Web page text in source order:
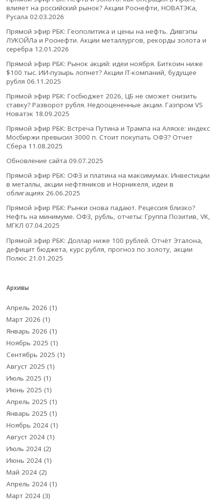
влияет на российский рынок? Акции Роснефти, НОВАТЭКа,
Русала 02.03.2026
Прямой эфир РБК: Геополитика и цены на нефть. Дивгэпы
ЛУКОЙЛа и Роснефти. Акции металлургов, рекорды золота и
серебра 12.01.2026
Прямой эфир РБК: Рынок акций: идеи ноября. Биткоин ниже
$100 тыс. ИИ-пузырь лопнет? Акции IT-компаний, будущее
рубля 06.11.2025
Прямой эфир РБК: Госбюджет 2026, ЦБ не сможет снизить
ставку? Разворот рубля. Недооцененные акции. Газпром VS
Новатэк 18.09.2025
Прямой эфир РБК: Встреча Путина и Трампа на Аляске: индекс
Мосбиржи превысил 3000 п. Стоит покупать ОФЗ? Отчет
Сбера 11.08.2025
Обновление сайта 09.07.2025
Прямой эфир РБК: ОФЗ и платина на максимумах. Инвестиции
в металлы, акции нефтяников и Норникеля, идеи в
облигациях 26.06.2025
Прямой эфир РБК: Рынки снова падают. Рецессия близко?
Нефть на минимуме. ОФЗ, рубль, отчеты: Группа Позитив, VK,
МГКЛ 07.04.2025
Прямой эфир РБК: Доллар ниже 100 рублей. Отчёт Эталона,
дефицит бюджета, курс рубля, прогноз по золоту, акции
Полюс 21.01.2025
Архивы
Апрель 2026 (1)
Март 2026 (1)
Январь 2026 (1)
Ноябрь 2025 (1)
Сентябрь 2025 (1)
Август 2025 (1)
Июль 2025 (1)
Июнь 2025 (1)
Апрель 2025 (1)
Январь 2025 (1)
Ноябрь 2024 (1)
Август 2024 (1)
Июль 2024 (2)
Июнь 2024 (1)
Май 2024 (2)
Апрель 2024 (1)
Март 2024 (3)